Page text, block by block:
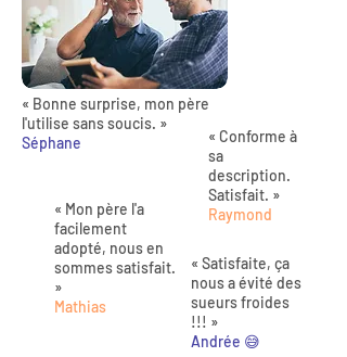
« Bonne surprise, mon père
l'utilise sans soucis. »
Séphane
« Mon père l'a
facilement
adopté, nous en
sommes satisfait.
»
Mathias
« Conforme à
sa
description.
Satisfait. »
Raymond
« Satisfaite, ça
nous a évité des
sueurs froides
!!! »
Andrée 😅